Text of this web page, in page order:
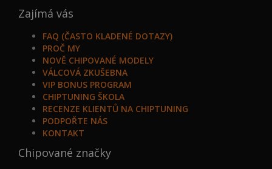
Zajímá vás
FAQ (ČASTO KLADENÉ DOTAZY)
PROČ MY
NOVĚ CHIPOVANÉ MODELY
VÁLCOVÁ ZKUŠEBNA
VIP BONUS PROGRAM
CHIPTUNING ŠKOLA
RECENZE KLIENTŮ NA CHIPTUNING
PODPOŘTE NÁS
KONTAKT
Chipované značky